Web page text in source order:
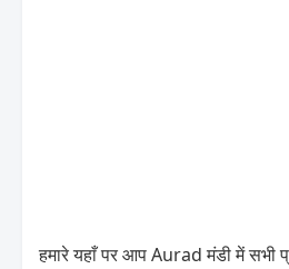
हमारे यहाँ पर आप Aurad मंडी में सभी